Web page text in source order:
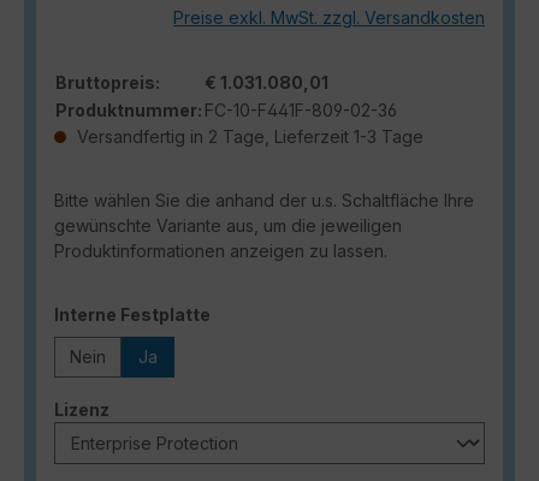
Preise exkl. MwSt. zzgl. Versandkosten
Bruttopreis:
€ 1.031.080,01
Produktnummer: FC-10-F441F-809-02-36
Versandfertig in 2 Tage, Lieferzeit 1-3 Tage
Bitte wählen Sie die anhand der u.s. Schaltfläche Ihre
gewünschte Variante aus, um die jeweiligen
Produktinformationen anzeigen zu lassen.
Interne Festplatte
Nein Ja
Lizenz